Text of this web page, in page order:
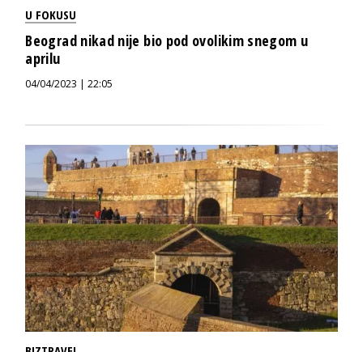
U FOKUSU
Beograd nikad nije bio pod ovolikim snegom u
aprilu
04/04/2023 | 22:05